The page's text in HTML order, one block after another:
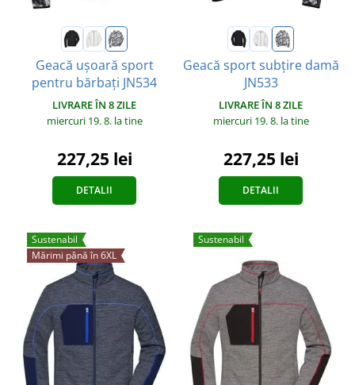
Geacă ușoară sport
pentru bărbați JN534
LIVRARE ÎN 8 ZILE
miercuri 19. 8. la tine
227,25 lei
DETALII
Geacă sport subțire damă
JN533
LIVRARE ÎN 8 ZILE
miercuri 19. 8. la tine
227,25 lei
DETALII
Sustenabil
Mărimi până în 6XL
Sustenabil